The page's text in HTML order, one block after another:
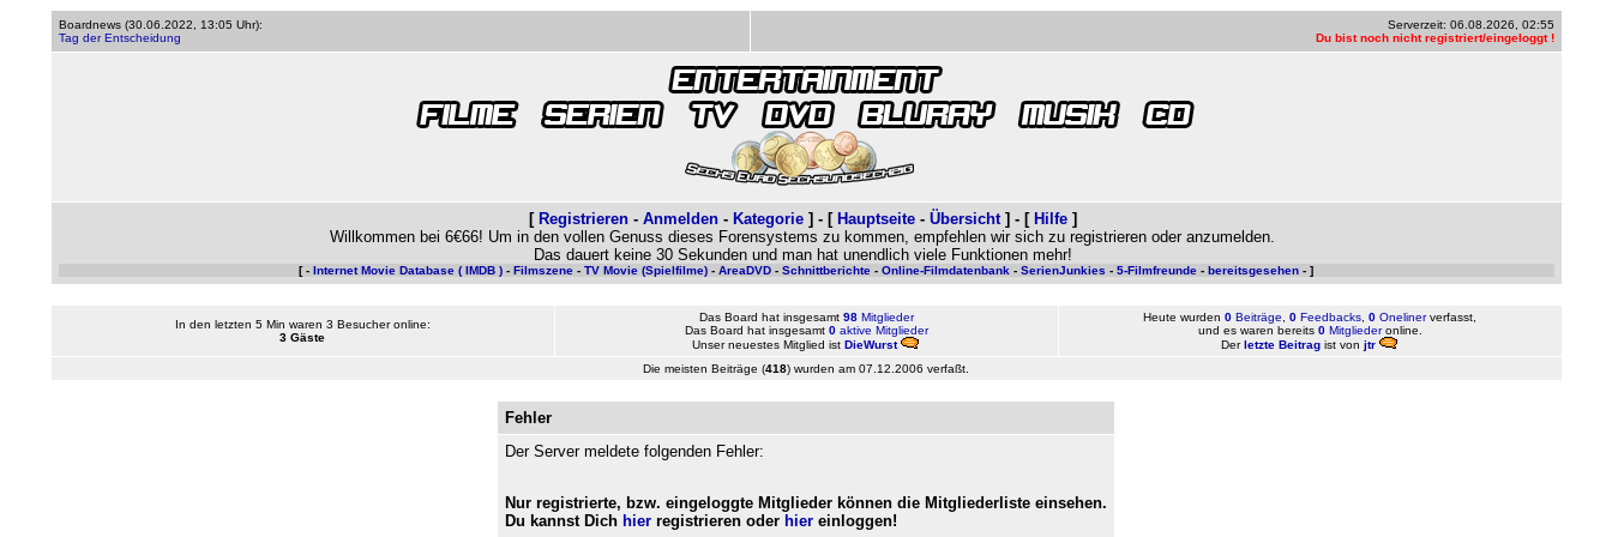
Boardnews (30.06.2022, 13:05 Uhr):
Tag der Entscheidung
Serverzeit: 06.08.2026, 02:55
Du bist noch nicht registriert/eingeloggt !
[ Registrieren- Anmelden- Kategorie] - [ Hauptseite - Übersicht ] - [ Hilfe]
Willkommen bei 6€66! Um in den vollen Genuss dieses Forensystems zu kommen, empfehlen wir sich zu registrieren oder anzumelden.
Das dauert keine 30 Sekunden und man hat unendlich viele Funktionen mehr!
[ - Internet Movie Database ( IMDB ) - Filmszene - TV Movie (Spielfilme) - AreaDVD - Schnittberichte - Online-Filmdatenbank - SerienJunkies - 5-Filmfreunde - bereitsgesehen - ]
In den letzten 5 Min waren 3 Besucher online:
3 Gäste
Das Board hat insgesamt 98Mitglieder
Das Board hat insgesamt 0aktive Mitglieder
Unser neuestes Mitglied ist DieWurst
Heute wurden 0 Beiträge 0 Feedbacks 0 Onelinerverfasst,
und es waren bereits 0Mitgliederonline.
Derletzte Beitrag ist von jtr
Die meisten Beiträge (418) wurden am 07.12.2006 verfaßt.
Fehler
Der Server meldete folgenden Fehler:
Nur registrierte, bzw. eingeloggte Mitglieder können die Mitgliederliste einsehen.
Du kannst Dich hier registrieren oder hier einloggen!